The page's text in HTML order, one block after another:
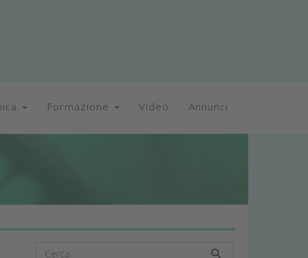
Formazione Video Annunci